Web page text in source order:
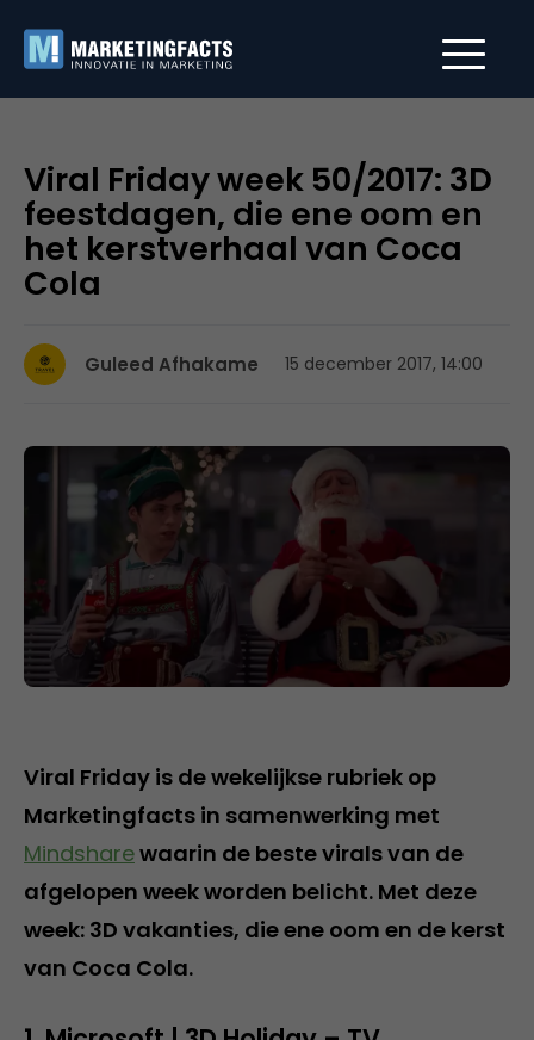
Viral Friday week 50/2017: 3D
feestdagen, die ene oom en
het kerstverhaal van Coca
Cola
Guleed Afhakame 15 december 2017, 14:00
Viral Friday is de wekelijkse rubriek op
Marketingfacts in samenwerking met
Mindsharewaarin de beste virals van de
afgelopen week worden belicht. Met deze
week: 3D vakanties, die ene oom en de kerst
van Coca Cola.